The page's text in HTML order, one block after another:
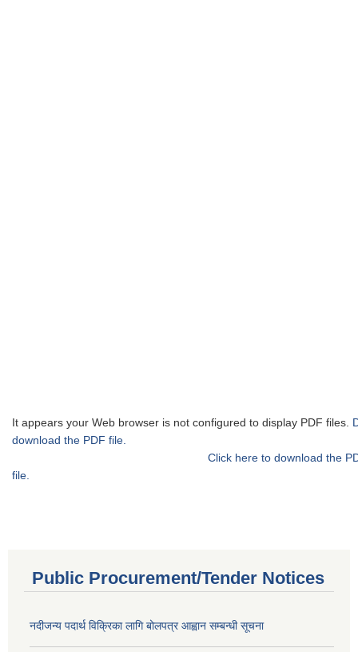
It appears your Web browser is not configured to display PDF files.
download the PDF file.
Click here to download the
file.
Public Procurement/Tender Notices
नदीजन्य पदार्थ विक्रिका लागि बोलपत्र आह्वान सम्बन्धी सूचना